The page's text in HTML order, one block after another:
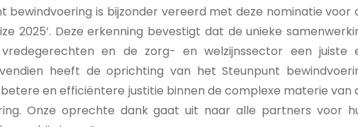
bewindvoering is bijzonder vereerd met deze nominatie voor
2025’. Deze erkenning bevestigt dat de unieke
en de zorg- en welzijnssector een juiste
heeft de oprichting van het Steunpunt
en efficiëntere justitie binnen de complexe materie van
Onze oprechte dank gaat uit naar alle partners voor